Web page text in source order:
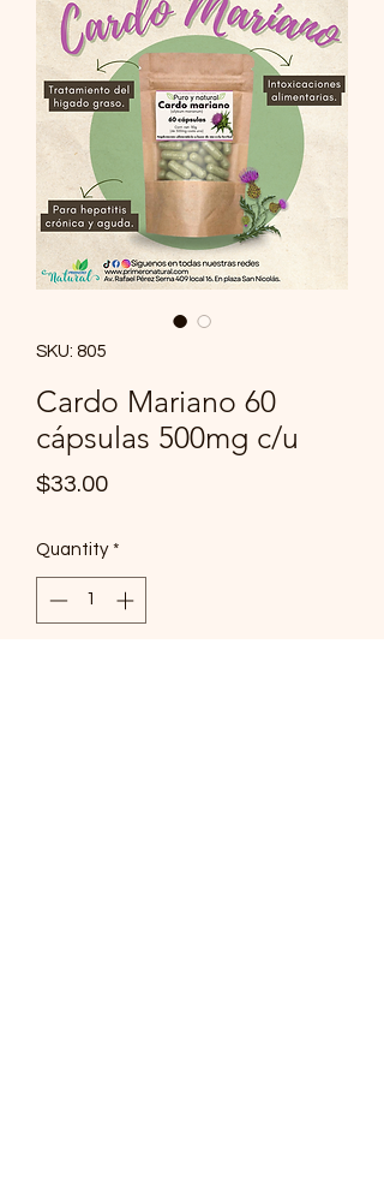
SKU: 805
Cardo Mariano 60
cápsulas 500mg c/u
$33.00Price
Quantity *